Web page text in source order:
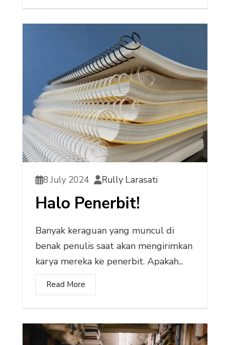
8 July 2024 Rully Larasati
Halo Penerbit!
Banyak keraguan yang muncul di
benak penulis saat akan mengirimkan
karya mereka ke penerbit. Apakah...
Read More